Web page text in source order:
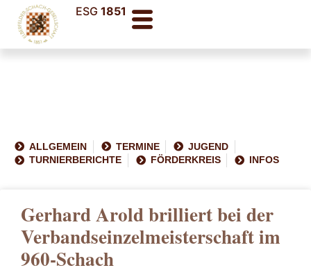
ESG1851
ALLGEMEIN TERMINE
JUGEND
TURNIERBERICHTE
FÖRDERKREIS INFOS
Gerhard Arold brilliert bei der
Verbandseinzelmeisterschaft im
960-Schach